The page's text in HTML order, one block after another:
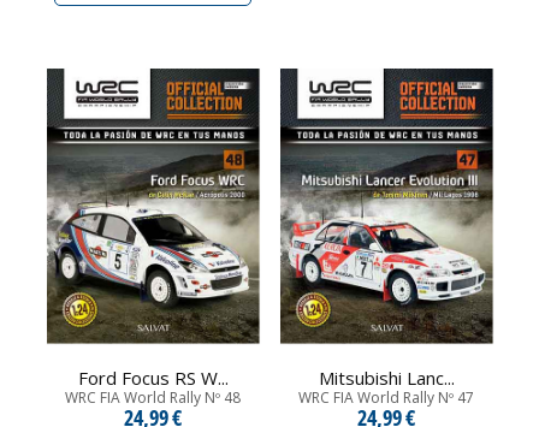
Ford Focus RS W...
WRC FIA World Rally Nº 48
24,99 €
Mitsubishi Lanc...
WRC FIA World Rally Nº 47
24,99 €